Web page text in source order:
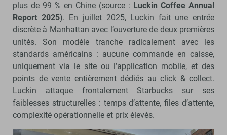
plus de 99 % en Chine (source : Luckin Coffee Annual
Report 2025). En juillet 2025, Luckin fait une entrée
discrète à Manhattan avec l’ouverture de deux premières
unités. Son modèle tranche radicalement avec les
standards américains : aucune commande en caisse,
uniquement via le site ou l’application mobile, et des
points de vente entièrement dédiés au click & collect.
Luckin attaque frontalement Starbucks sur ses
faiblesses structurelles : temps d’attente, files d’attente,
complexité opérationnelle et prix élevés.